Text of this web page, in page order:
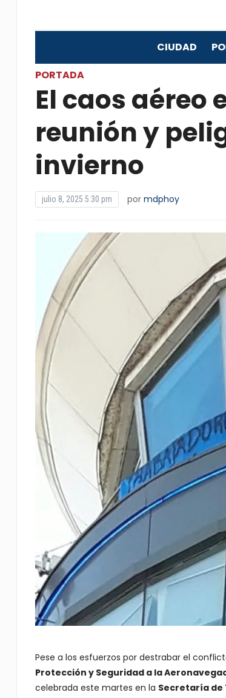
CIUDAD
PORTADA
El caos aéreo
reunión y
invierno
julio 8, 2025 5:30 pm por mdphoy
Pese a los esfuerzos por destrabar el
Protección y Seguridad a la
celebrada este martes en la Secretaría de